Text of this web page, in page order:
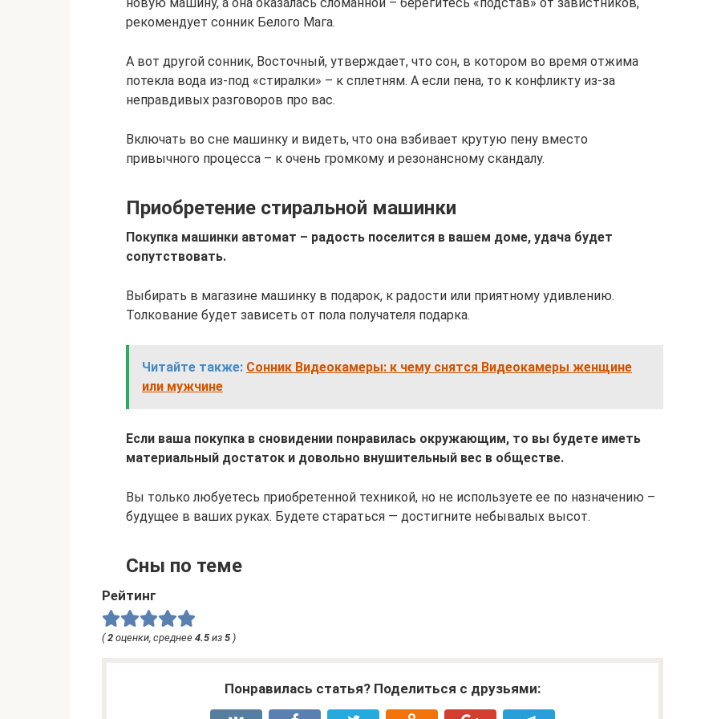
рекомендует сонник Белого Мага.
А вот другой сонник, Восточный, утверждает, что сон, в котором во время отжима
потекла вода из-под «стиралки» – к сплетням. А если пена, то к конфликту из-за
неправдивых разговоров про вас.
Включать во сне машинку и видеть, что она взбивает крутую пену вместо
привычного процесса – к очень громкому и резонансному скандалу.
Приобретение стиральной машинки
Покупка машинки автомат – радость поселится в вашем доме, удача будет
сопутствовать.
Выбирать в магазине машинку в подарок, к радости или приятному удивлению.
Толкование будет зависеть от пола получателя подарка.
Читайте также: Сонник Видеокамеры: к чему снятся Видеокамеры женщине
или мужчине
Если ваша покупка в сновидении понравилась окружающим, то вы будете иметь
материальный достаток и довольно внушительный вес в обществе.
Вы только любуетесь приобретенной техникой, но не используете ее по назначению –
будущее в ваших руках. Будете стараться — достигните небывалых высот.
Сны по теме
Рейтинг
(2 оценки, среднее 4.5 из 5 )
Понравилась статья? Поделиться с друзьями: